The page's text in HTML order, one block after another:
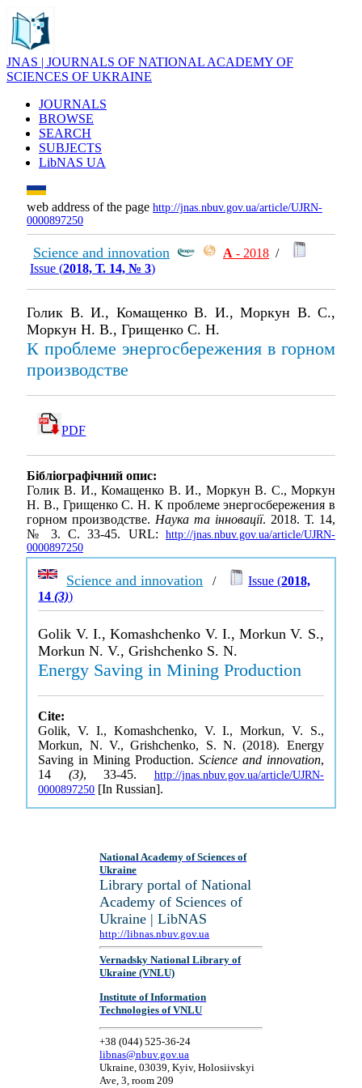
JNAS | JOURNALS OF NATIONAL ACADEMY OF
SCIENCES OF UKRAINE
JOURNALS
BROWSE
SEARCH
SUBJECTS
LibNAS UA
web address of the page http://jnas.nbuv.gov.ua/article/UJRN-
0000897250
Science and innovation А - 2018 /
Issue (2018, Т. 14, № 3)
Голик В. И., Комащенко В. И., Моркун В. С.,
Моркун Н. В., Грищенко С. Н.
К проблеме энергосбережения в горном
производстве
PDF
Бібліографічний опис:
Голик В. И., Комащенко В. И., Моркун В. С., Моркун
Н. В., Грищенко С. Н. К проблеме энергосбережения в
горном производстве. Наука та інновації. 2018. Т. 14,
№ 3. С. 33-45. URL: http://jnas.nbuv.gov.ua/article/UJRN-
0000897250
Science and innovation / Issue (2018,
14(3))
Golik V. I., Komashchenko V. I., Morkun V. S.,
Morkun N. V., Grishchenko S. N.
Energy Saving in Mining Production
Cite:
Golik, V. I., Komashchenko, V. I., Morkun, V. S.,
Morkun, N. V., Grishchenko, S. N. (2018). Energy
Saving in Mining Production. Science and innovation,
14 (3), 33-45. http://jnas.nbuv.gov.ua/article/UJRN-
0000897250 [In Russian].
National Academy of Sciences of
Ukraine
Library portal of National
Academy of Sciences of
Ukraine | LibNAS
http://libnas.nbuv.gov.ua
Vernadsky National Library of
Ukraine (VNLU)
Institute of Information
Technologies of VNLU
+38 (044) 525-36-24
libnas@nbuv.gov.ua
Ukraine, 03039, Kyiv, Holosiivskyi
Ave, 3, room 209